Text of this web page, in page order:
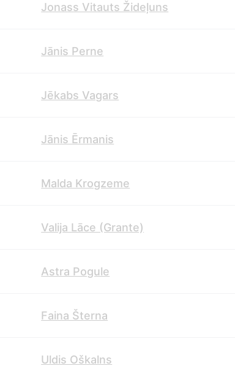
Jonass Vitauts Žideļuns
Jānis Perne
Jēkabs Vagars
Jānis Ērmanis
Malda Krogzeme
Valija Lāce (Grante)
Astra Pogule
Faina Šterna
Uldis Oškalns